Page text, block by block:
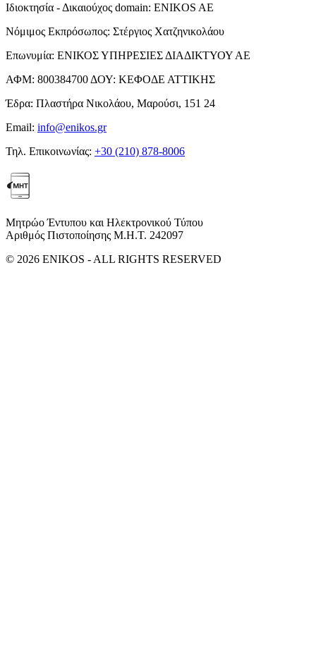
Ιδιοκτησία - Δικαιούχος domain: ENIKOS AE
Νόμιμος Εκπρόσωπος: Στέργιος Χατζηνικολάου
Επωνυμία: ΕΝΙΚΟΣ ΥΠΗΡΕΣΙΕΣ ΔΙΑΔΙΚΤΥΟΥ ΑΕ
ΑΦΜ: 800384700 ΔΟΥ: ΚΕΦΟΔΕ ΑΤΤΙΚΗΣ
Έδρα: Πλαστήρα Νικολάου, Μαρούσι, 151 24
Email: info@enikos.gr
Τηλ. Επικοινωνίας: +30 (210) 878-8006
Μητρώο Έντυπου και Ηλεκτρονικού Τύπου
Αριθμός Πιστοποίησης Μ.Η.Τ. 242097
© 2026 ENIKOS - ALL RIGHTS RESERVED